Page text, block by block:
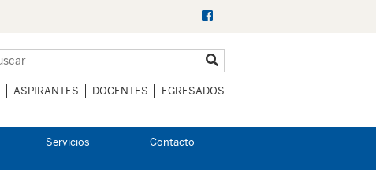
ASPIRANTES DOCENTES EGRESADOS
Servicios Contacto